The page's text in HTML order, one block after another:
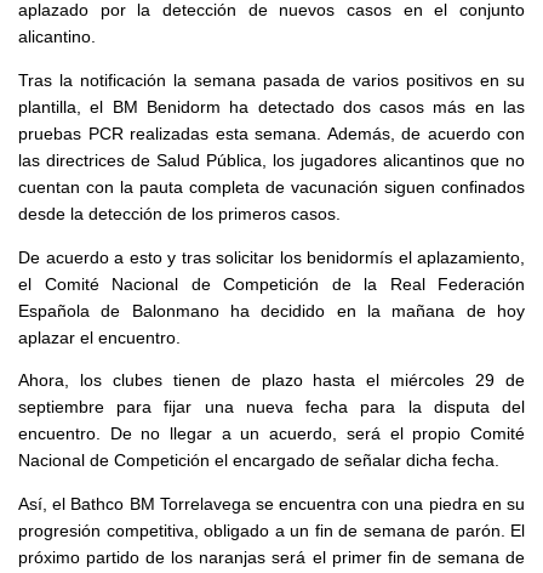
aplazado por la detección de nuevos casos en el conjunto
alicantino.
Tras la notificación la semana pasada de varios positivos en su
plantilla, el BM Benidorm ha detectado dos casos más en las
pruebas PCR realizadas esta semana. Además, de acuerdo con
las directrices de Salud Pública, los jugadores alicantinos que no
cuentan con la pauta completa de vacunación siguen confinados
desde la detección de los primeros casos.
De acuerdo a esto y tras solicitar los benidormís el aplazamiento,
el Comité Nacional de Competición de la Real Federación
Española de Balonmano ha decidido en la mañana de hoy
aplazar el encuentro.
Ahora, los clubes tienen de plazo hasta el miércoles 29 de
septiembre para fijar una nueva fecha para la disputa del
encuentro. De no llegar a un acuerdo, será el propio Comité
Nacional de Competición el encargado de señalar dicha fecha.
Así, el Bathco BM Torrelavega se encuentra con una piedra en su
progresión competitiva, obligado a un fin de semana de parón. El
próximo partido de los naranjas será el primer fin de semana de